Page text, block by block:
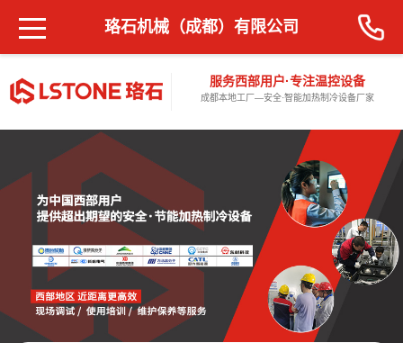
服务西部用户·专注温控设备
成都本地工厂—安全·智能加热制冷设备厂家
珞石机械（成都）有限公司